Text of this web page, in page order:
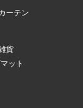
ーテン
貨
ット